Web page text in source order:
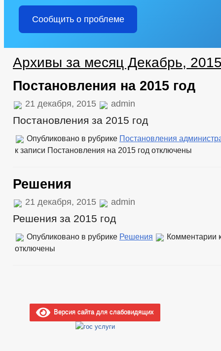
Сообщить о проблеме
Архивы за месяц Декабрь,
Постановления на 2015 год
21 декабря, 2015 admin
Постановления за 2015 год
Опубликовано в рубрике Постановления
к записи Постановления на 2015 год отключены
Решения
21 декабря, 2015 admin
Решения за 2015 год
Опубликовано в рубрике Решения Комментарии
отключены
Версия сайта для слабовидящих